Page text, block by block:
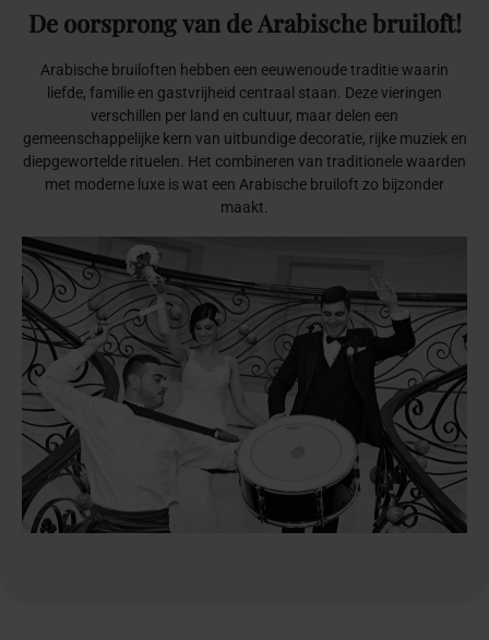
De oorsprongvan deArabischebruiloft!
Arabische bruiloften hebben een eeuwenoude traditie waarin
liefde, familie en gastvrijheid centraal staan. Deze vieringen
verschillen per land en cultuur, maar delen een
gemeenschappelijke kern van uitbundige decoratie, rijke muziek en
diepgewortelde rituelen. Het combineren van traditionele waarden
met moderne luxe is wat een Arabische bruiloft zo bijzonder
maakt.